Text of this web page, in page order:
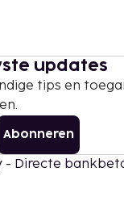
updates
tips en
Abonneren